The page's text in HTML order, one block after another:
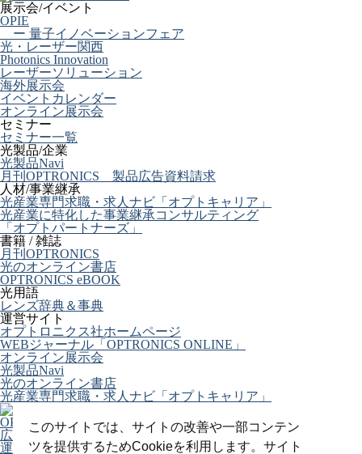
このサイトでは、サイトの改善や一部コンテン
ツを提供するためCookieを利用します。サイト
展示会/イベント
OPIE
ー 量子イノベーションフェア
光・レーザー関西
Photonics Innovation
レーザーソリューション
海外展示会
イベントカレンダー
オンライン展示会
セミナー
セミナー一覧
光製品/企業
光製品Navi
月刊OPTRONICS 製品広告資料請求
人材/事業継承
光産業専門求職・求人ナビ「オプトキャリア」
光産業に特化した事業継承コンサルティング
「オプトパートナーズ」
書籍 / 雑誌
月刊OPTRONICS
光のオンライン書店
OPTRONICS eBOOK
光用語
レンズ辞典＆事典
運営サイト
オプトロニクス社ホームページ
WEBジャーナル「OPTRONICS ONLINE」
オンライン展示会
光製品Navi
光のオンライン書店
光産業専門求職・求人ナビ「オプトキャリア」
OPTRONICS ONLINE について
広告掲載について
運営会社